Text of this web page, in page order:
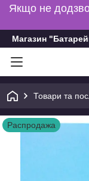
Якщо не
Магазин
Товари та
Распродажа